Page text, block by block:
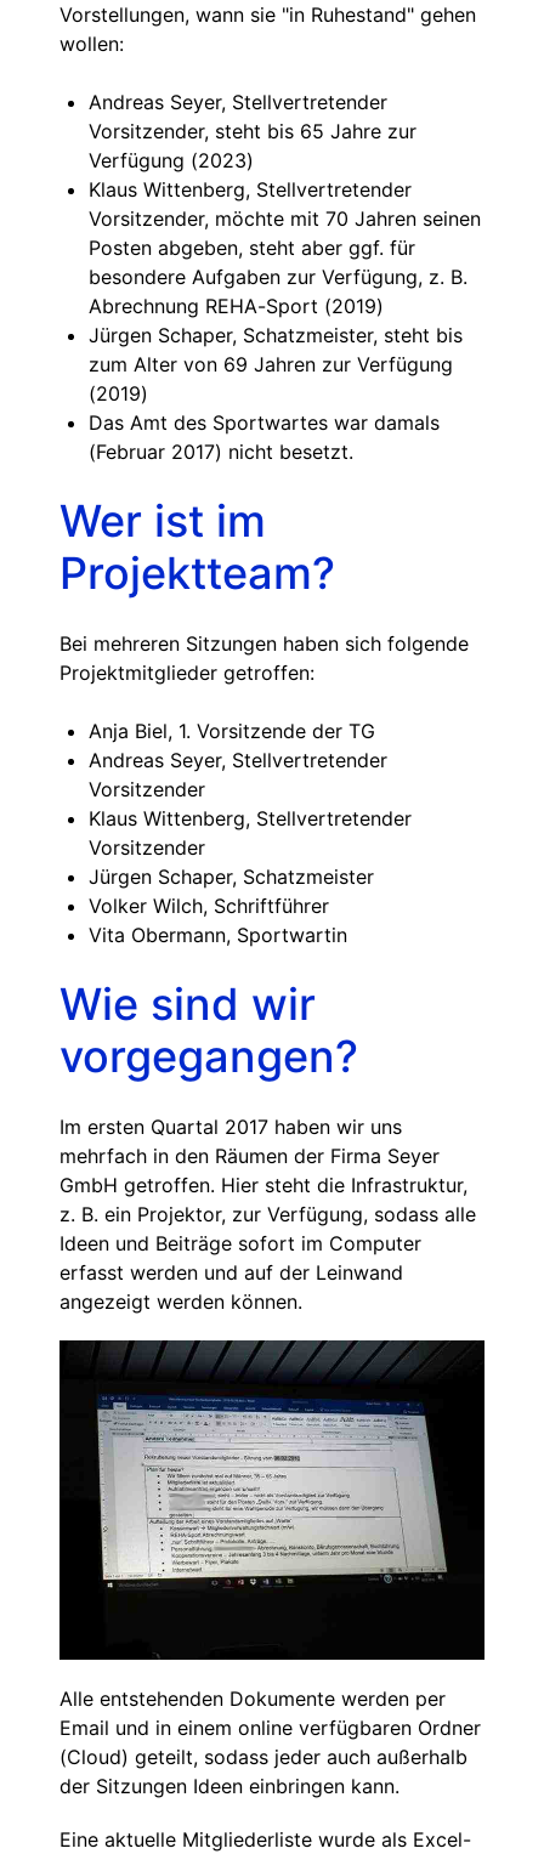
Vorstellungen, wann sie "in Ruhestand" gehen
wollen:
Andreas Seyer, Stellvertretender
Vorsitzender, steht bis 65 Jahre zur
Verfügung (2023)
Klaus Wittenberg, Stellvertretender
Vorsitzender, möchte mit 70 Jahren seinen
Posten abgeben, steht aber ggf. für
besondere Aufgaben zur Verfügung, z. B.
Abrechnung REHA-Sport (2019)
Jürgen Schaper, Schatzmeister, steht bis
zum Alter von 69 Jahren zur Verfügung
(2019)
Das Amt des Sportwartes war damals
(Februar 2017) nicht besetzt.
Wer ist im
Projektteam?
Bei mehreren Sitzungen haben sich folgende
Projektmitglieder getroffen:
Anja Biel, 1. Vorsitzende der TG
Andreas Seyer, Stellvertretender
Vorsitzender
Klaus Wittenberg, Stellvertretender
Vorsitzender
Jürgen Schaper, Schatzmeister
Volker Wilch, Schriftführer
Vita Obermann, Sportwartin
Wie sind wir
vorgegangen?
Im ersten Quartal 2017 haben wir uns
mehrfach in den Räumen der Firma Seyer
GmbH getroffen. Hier steht die Infrastruktur,
z. B. ein Projektor, zur Verfügung, sodass alle
Ideen und Beiträge sofort im Computer
erfasst werden und auf der Leinwand
angezeigt werden können.
Alle entstehenden Dokumente werden per
Email und in einem online verfügbaren Ordner
(Cloud) geteilt, sodass jeder auch außerhalb
der Sitzungen Ideen einbringen kann.
Eine aktuelle Mitgliederliste wurde als Excel-